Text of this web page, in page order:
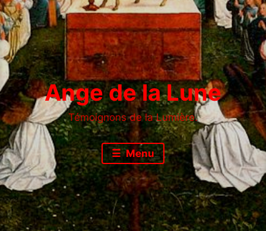
Ange de la Lune
Témoignons de la Lumière.
Menu